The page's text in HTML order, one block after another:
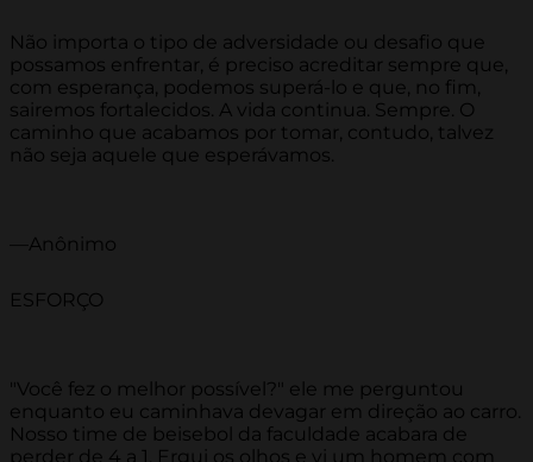
Não importa o tipo de adversidade ou desafio que
possamos enfrentar, é preciso acreditar sempre que,
com esperança, podemos superá-lo e que, no fim,
sairemos fortalecidos. A vida continua. Sempre. O
caminho que acabamos por tomar, contudo, talvez
não seja aquele que esperávamos.
—Anônimo
ESFORÇO
"Você fez o melhor possível?" ele me perguntou
enquanto eu caminhava devagar em direção ao carro.
Nosso time de beisebol da faculdade acabara de
perder de 4 a 1. Ergui os olhos e vi um homem com